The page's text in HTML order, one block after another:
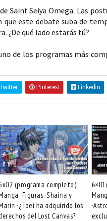
Saint Seiya Omega. Las
que este debate suba de
¿De qué lado estarás tú?
de los programas más
Twitter Pinterest Linkedin
(programa completo):
·Figuras ·Shaina y
·¿Toei ha adquirido los
del Lost Canvas?